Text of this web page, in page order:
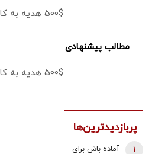
500$ هدیه به کاربران جدید،ثبت نام کن
مطالب پیشنهادی
500$ هدیه به کاربران جدید،ثبت نام کن
پربازدیدترین‌ها
آماده باش برای
1